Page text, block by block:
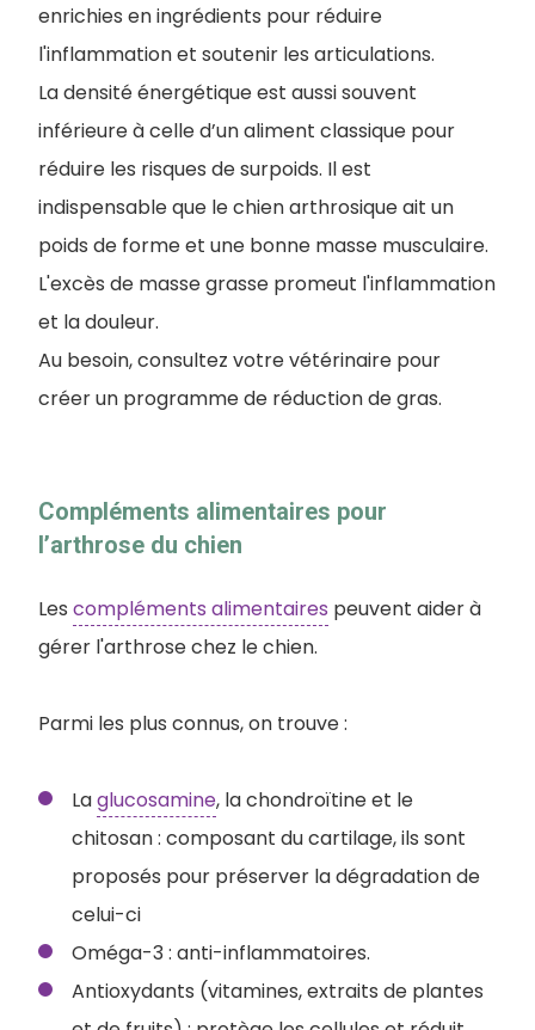
enrichies en ingrédients pour réduire
l'inflammation et soutenir les articulations.
La densité énergétique est aussi souvent
inférieure à celle d’un aliment classique pour
réduire les risques de surpoids. Il est
indispensable que le chien arthrosique ait un
poids de forme et une bonne masse musculaire.
L'excès de masse grasse promeut l'inflammation
et la douleur.
Au besoin, consultez votre vétérinaire pour
créer un programme de réduction de gras.
Compléments alimentaires pour
l’arthrose du chien
Les compléments alimentaires peuvent aider à
gérer l'arthrose chez le chien.
Parmi les plus connus, on trouve :
Laglucosamine, la chondroïtine et le
chitosan : composant du cartilage, ils sont
proposés pour préserver la dégradation de
celui-ci
Oméga-3 : anti-inflammatoires.
Antioxydants (vitamines, extraits de plantes